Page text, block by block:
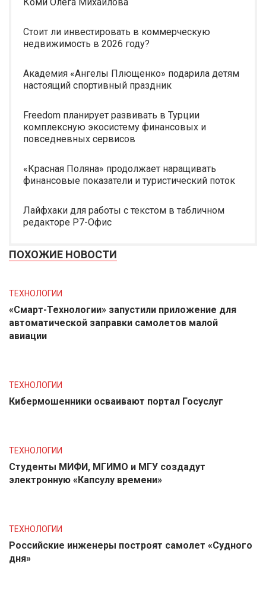
Стоит ли инвестировать в коммерческую
недвижимость в 2026 году?
Академия «Ангелы Плющенко» подарила детям
настоящий спортивный праздник
Freedom планирует развивать в Турции
комплексную экосистему финансовых и
повседневных сервисов
«Красная Поляна» продолжает наращивать
финансовые показатели и туристический поток
Лайфхаки для работы с текстом в табличном
редакторе Р7-Офис
ПОХОЖИЕ НОВОСТИ
ТЕХНОЛОГИИ
«Смарт-Технологии» запустили приложение для
автоматической заправки самолетов малой
авиации
ТЕХНОЛОГИИ
Кибермошенники осваивают портал Госуслуг
ТЕХНОЛОГИИ
Студенты МИФИ, МГИМО и МГУ создадут
электронную «Капсулу времени»
ТЕХНОЛОГИИ
Российские инженеры построят самолет «Судного
дня»